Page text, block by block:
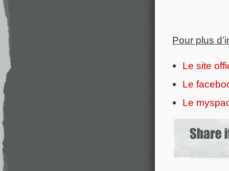
Pour plus
Le site
Le
Le